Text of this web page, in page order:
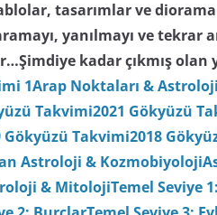
tasarımlar ve diorama
yanılmayı ve tekrar
Şimdiye kadar çıkmış olan
1Arap Noktaları &
Takvimi2021 Gökyüzü
Gökyüzü Takvimi2018
Astroloji & Kozmobiyoloji
& MitolojiTemel Seviye